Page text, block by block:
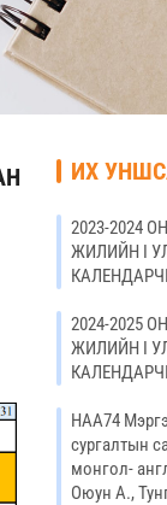
ИХ
2023-2024
ЖИЛИЙН I
2024-2025
ЖИЛИЙН I
НАА74
сургалтын
монгол-
Оюун А.,